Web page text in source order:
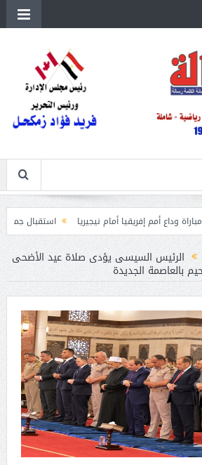
أمام نيجيريا استقبال جماهيرى حاشد
الرئيس السيسى يؤدى صلاة عيد الأضحى
بالعاصمة الجديدة